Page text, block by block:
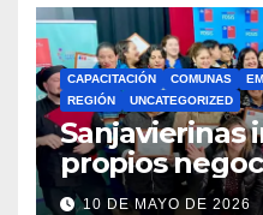
CAPACITACIÓN COMUNAS
REGIÓN
UNCATEGORIZED
Sanjavierinas
propios
capacitarse
10 DE MAYO DE 2026